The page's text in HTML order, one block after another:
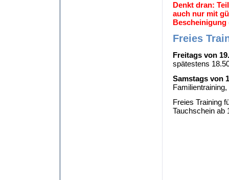
Denkt dran:
auch nur mit
Bescheinigung
Freies
Freitags von
spätestens
Samstags von
Freies Training
Tauchschein ab